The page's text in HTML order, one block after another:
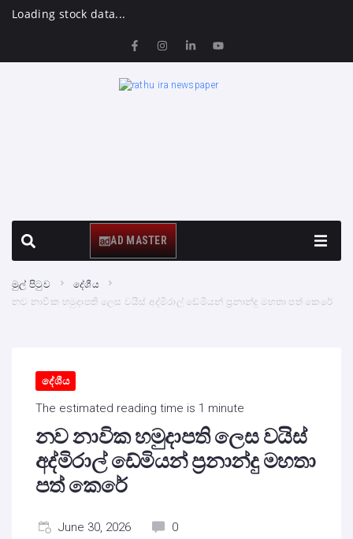
Loading stock data...
AD MASTER
මුල් පිටුව
දේශීය
නව නාවික හමුදාපති ලෙස වයිස් අද්මිරාල් ඩේමියන් ප්‍රනාන්දු මහතා පත් කෙරේ
දේශීය
The estimated reading time is 1 minute
නව නාවික හමුදාපති ලෙස වයිස්
අද්මිරාල් ඩේමියන් ප්‍රනාන්දු මහතා
පත් කෙරේ
June 30, 2026 0